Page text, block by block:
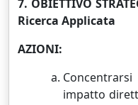
7. OBIETTIVO
Ricerca Applicata
AZIONI:
impatto